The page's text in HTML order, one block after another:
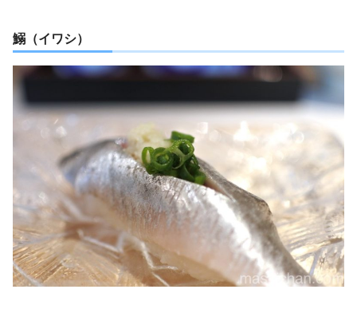
鰯（イワシ）